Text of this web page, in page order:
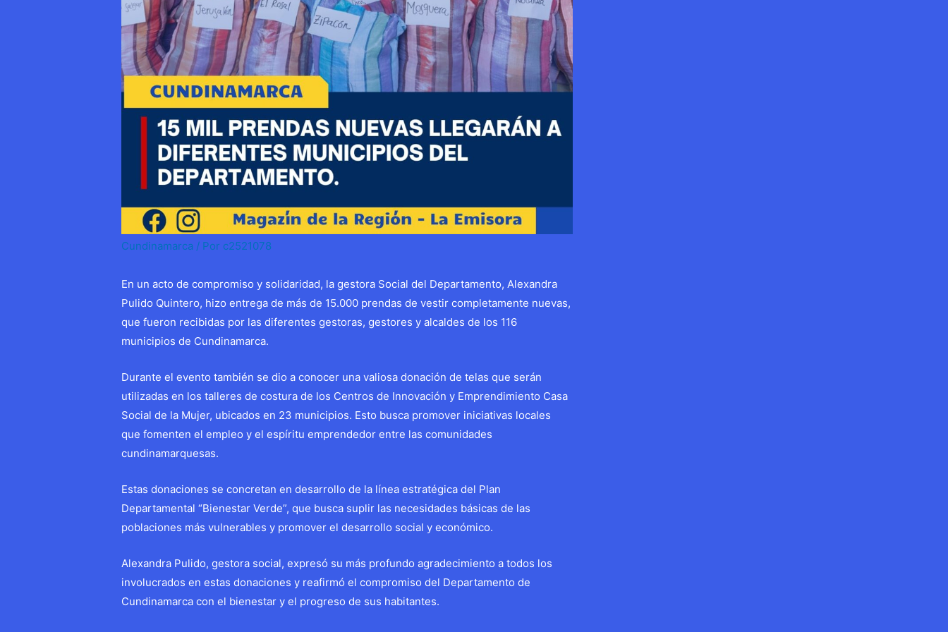
Cundinamarca / Por c2521078
En un acto de compromiso y solidaridad, la gestora Social del Departamento, Alexandra
Pulido Quintero, hizo entrega de más de 15.000 prendas de vestir completamente nuevas,
que fueron recibidas por las diferentes gestoras, gestores y alcaldes de los 116
municipios de Cundinamarca.
Durante el evento también se dio a conocer una valiosa donación de telas que serán
utilizadas en los talleres de costura de los Centros de Innovación y Emprendimiento Casa
Social de la Mujer, ubicados en 23 municipios. Esto busca promover iniciativas locales
que fomenten el empleo y el espíritu emprendedor entre las comunidades
cundinamarquesas.
Estas donaciones se concretan en desarrollo de la línea estratégica del Plan
Departamental “Bienestar Verde”, que busca suplir las necesidades básicas de las
poblaciones más vulnerables y promover el desarrollo social y económico.
Alexandra Pulido, gestora social, expresó su más profundo agradecimiento a todos los
involucrados en estas donaciones y reafirmó el compromiso del Departamento de
Cundinamarca con el bienestar y el progreso de sus habitantes.